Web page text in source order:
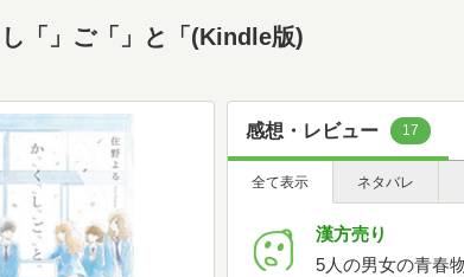
「」ご「」と「(Kindle版)
感想・レビュー 17
全て表示 ネタバレ
漢方売り
5人の男女の青春